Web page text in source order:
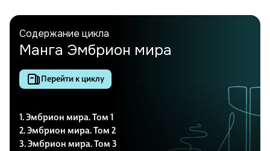
Содержание цикла
Манга Эмбрион мира
Перейти к циклу
1. Эмбрион мира. Том 1
2. Эмбрион мира. Том 2
3. Эмбрион мира. Том 3